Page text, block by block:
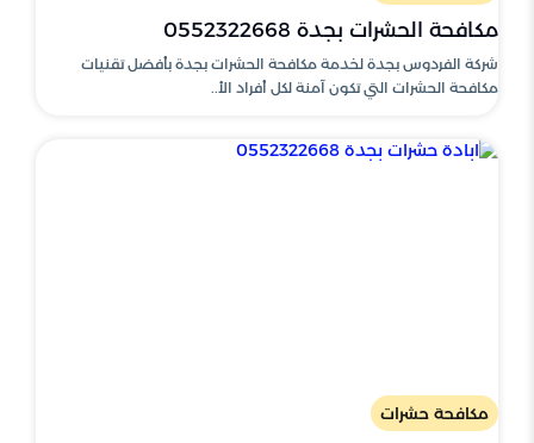
مكافحة الحشرات بجدة 0552322668
شركة الفردوس بجدة لخدمة مكافحة الحشرات بجدة بأفضل تقنيات
مكافحة الحشرات التي تكون آمنة لكل أفراد الأ..
مكافحة حشرات